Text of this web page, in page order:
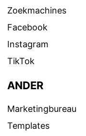
Zoekmachines
Facebook
Instagram
TikTok
ANDER
Marketingbureau
Templates